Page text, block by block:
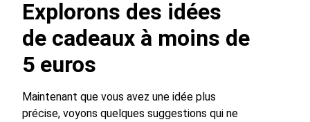
Explorons des idées
de cadeaux à moins de
5 euros
Maintenant que vous avez une idée plus
précise, voyons quelques suggestions qui ne